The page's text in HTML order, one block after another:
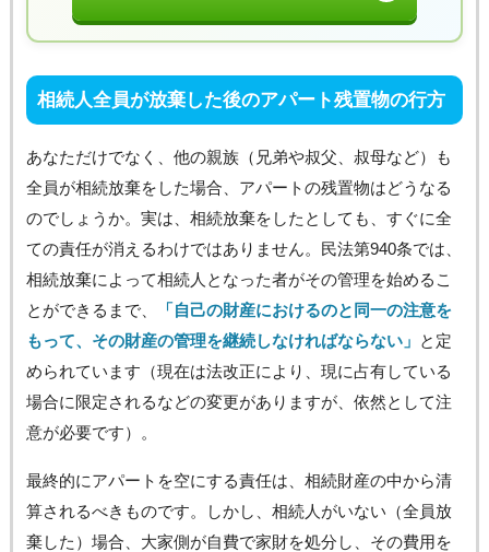
相続人全員が放棄した後のアパート残置物の行方
あなただけでなく、他の親族（兄弟や叔父、叔母など）も
全員が相続放棄をした場合、アパートの残置物はどうなる
のでしょうか。実は、相続放棄をしたとしても、すぐに全
ての責任が消えるわけではありません。民法第940条では、
相続放棄によって相続人となった者がその管理を始めるこ
とができるまで、
「自己の財産におけるのと同一の注意を
もって、その財産の管理を継続しなければならない」 と定
められています（現在は法改正により、現に占有している
場合に限定されるなどの変更がありますが、依然として注
意が必要です）。
最終的にアパートを空にする責任は、相続財産の中から清
算されるべきものです。しかし、相続人がいない（全員放
棄した）場合、大家側が自費で家財を処分し、その費用を